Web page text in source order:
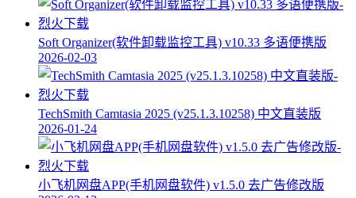
Soft Organizer(软件卸载监控工具) v10.33 多语便携版
2026-02-03
TechSmith Camtasia 2025 (v25.1.3.10258) 中文直装版
2026-01-24
小飞机网盘APP(手机网盘软件) v1.5.0 去广告修改版